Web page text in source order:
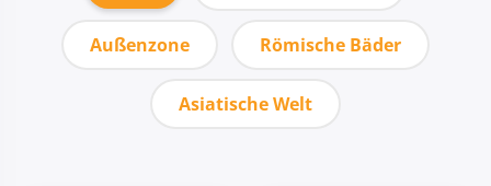
Außenzone Römische Bäder
Asiatische Welt